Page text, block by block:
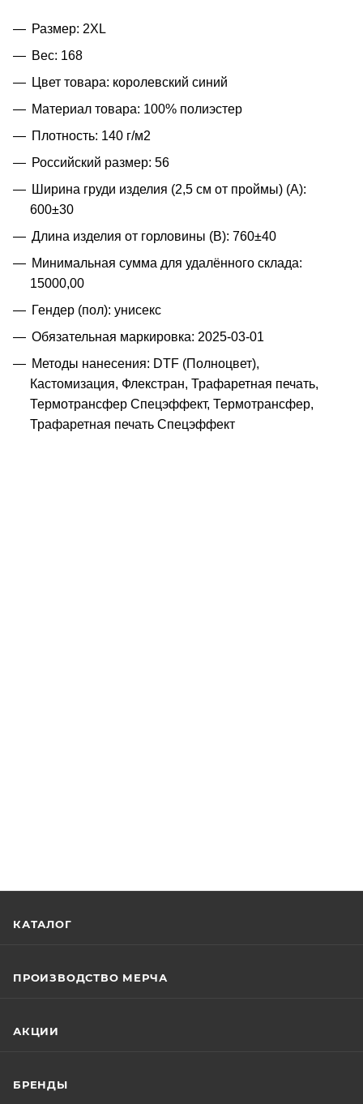
Размер: 2XL
Вес: 168
Цвет товара: королевский синий
Материал товара: 100% полиэстер
Плотность: 140 г/м2
Российский размер: 56
Ширина груди изделия (2,5 см от проймы) (A):
600±30
Длина изделия от горловины (B): 760±40
Минимальная сумма для удалённого склада:
15000,00
Гендер (пол): унисекс
Обязательная маркировка: 2025-03-01
Методы нанесения: DTF (Полноцвет),
Кастомизация, Флекстран, Трафаретная печать,
Термотрансфер Спецэффект, Термотрансфер,
Трафаретная печать Спецэффект
КАТАЛОГ
ПРОИЗВОДСТВО МЕРЧА
АКЦИИ
БРЕНДЫ